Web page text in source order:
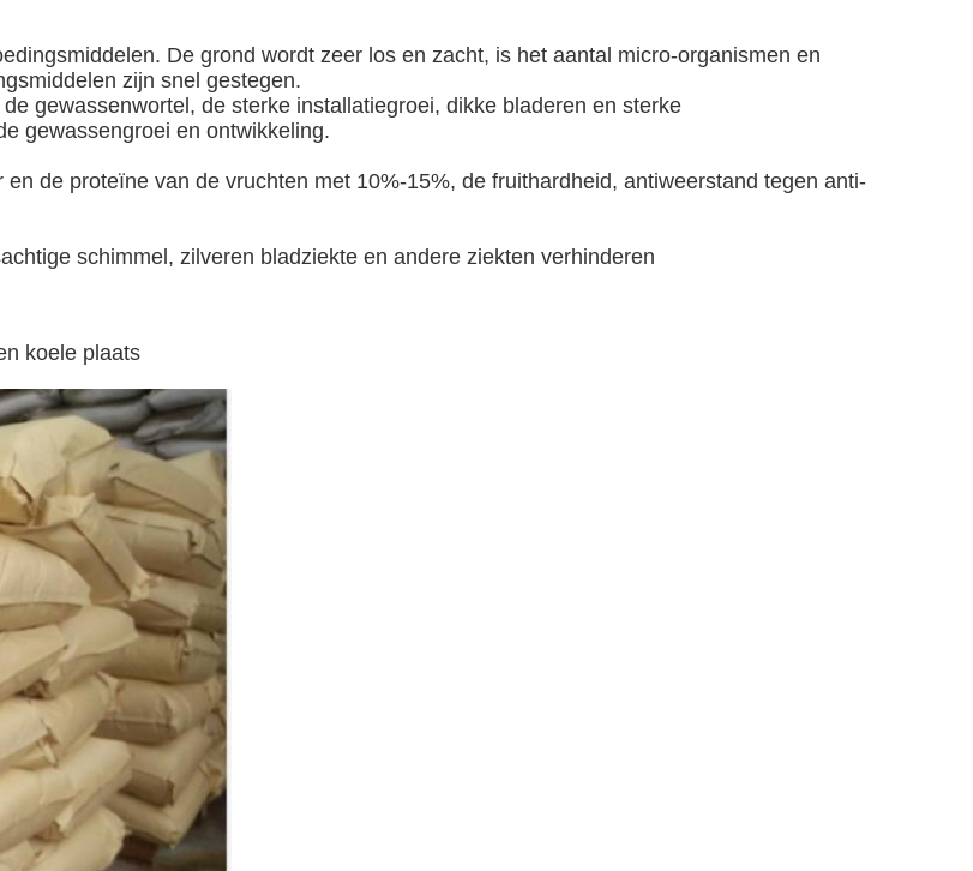
De grond wordt zeer los en zacht, is het aantal micro-organismen en
zijn snel gestegen.
gewassenwortel, de sterke installatiegroei, dikke bladeren en sterke
gewassengroei en ontwikkeling.
de proteïne van de vruchten met 10%-15%, de fruithardheid, antiweerstand tegen anti-
schimmel, zilveren bladziekte en andere ziekten verhinderen
koele plaats